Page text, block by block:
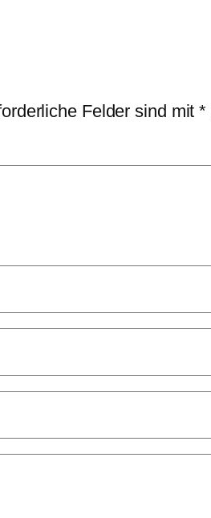
Felder sind mit*